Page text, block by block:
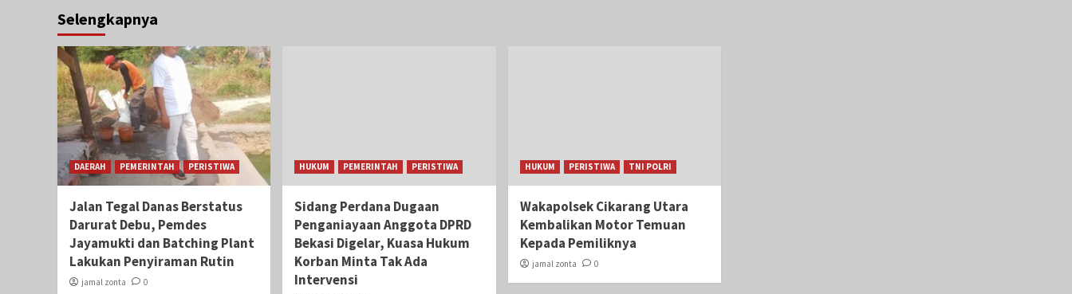
Selengkapnya
DAERAH PEMERINTAH PERISTIWA
Jalan Tegal Danas Berstatus
Darurat Debu, Pemdes
Jayamukti dan Batching Plant
Lakukan Penyiraman Rutin
jamal zonta 0
HUKUM PEMERINTAH PERISTIWA
Sidang Perdana Dugaan
Penganiayaan Anggota DPRD
Bekasi Digelar, Kuasa Hukum
Korban Minta Tak Ada
Intervensi
HUKUM PERISTIWA TNI POLRI
Wakapolsek Cikarang Utara
Kembalikan Motor Temuan
Kepada Pemiliknya
jamal zonta 0